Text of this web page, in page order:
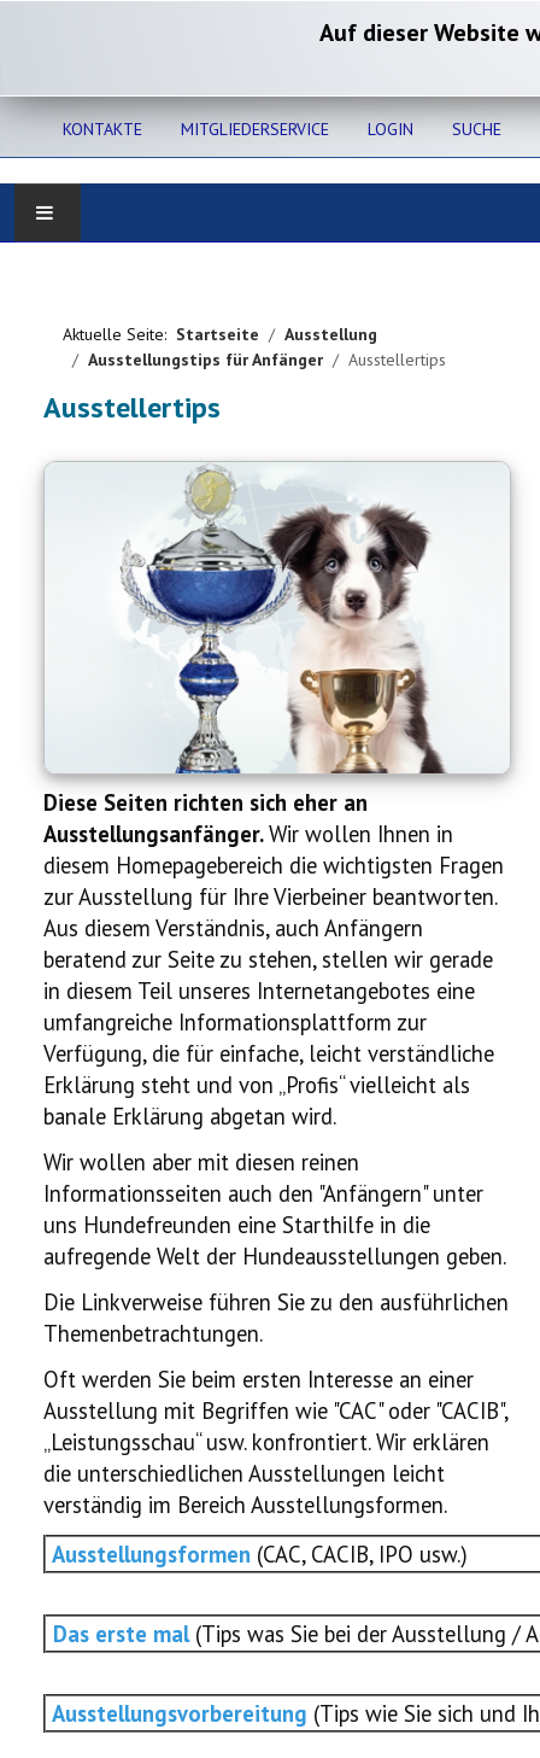
KONTAKTE MITGLIEDERSERVICE LOGIN SUCHE
Verband
Ausstellung
Neues
Aktuelle Seite: Startseite
Ausstellung
Ausstellungstips für Anfänger
Ausstellertips
Auf dieser Website
Ausstellertips
Diese Seiten richten sich eher an
Ausstellungsanfänger.Wir wollen Ihnen in
diesem Homepagebereich die wichtigsten Fragen
zur Ausstellung für Ihre Vierbeiner beantworten.
Aus diesem Verständnis, auch Anfängern
beratend zur Seite zu stehen, stellen wir gerade
in diesem Teil unseres Internetangebotes eine
umfangreiche Informationsplattform zur
Verfügung, die für einfache, leicht verständliche
Erklärung steht und von „Profis“ vielleicht als
banale Erklärung abgetan wird.
Wir wollen aber mit diesen reinen
Informationsseiten auch den "Anfängern" unter
uns Hundefreunden eine Starthilfe in die
aufregende Welt der Hundeausstellungen geben.
Die Linkverweise führen Sie zu den ausführlichen
Themenbetrachtungen.
Oft werden Sie beim ersten Interesse an einer
Ausstellung mit Begriffen wie "CAC" oder "CACIB",
„Leistungsschau“ usw. konfrontiert. Wir erklären
die unterschiedlichen Ausstellungen leicht
verständig im Bereich Ausstellungsformen.
Ausstellungsformen (CAC, CACIB, IPO usw.)
Das erste mal(Tips was Sie bei der Ausstellung /
Ausstellungsvorbereitung (Tips wie Sie sich und